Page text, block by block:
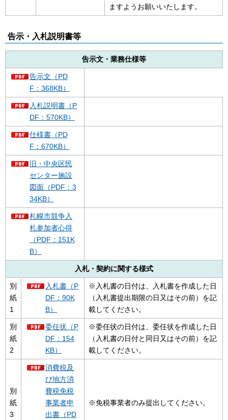
ますようお願いいたします。
告示・入札説明書等
告示文・業務仕様等
告示文（PD
F：368KB）
入札説明書（P
DF：570KB）
仕様書（PD
F：670KB）
旧・中央区民
センター施設
図面（PDF：3
34KB）
札幌市競争入
札参加者心得
（PDF：151K
B）
入札・契約に関する様式
別
紙
1
入札書（P
DF：90K
B）
※入札書の日付は、入札書を作成した日
（入札書提出期限の日又はその前）を記
載してください。
別
紙
2
委任状（P
DF：154
KB）
※委任状の日付は、委任状を作成した日
（入札書の日付と同日又はその前）を記
載してください。
別
紙
3
消費税及
び地方消
費税免税
事業者申
出書（PD
※免税事業者のみ提出してください。